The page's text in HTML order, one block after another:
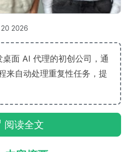
20 2026
桌面 AI 代理的初创公司，通
来自动处理重复性任务，提
阅读全文